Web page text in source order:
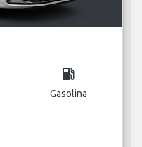
local_gas_station
Gasolina